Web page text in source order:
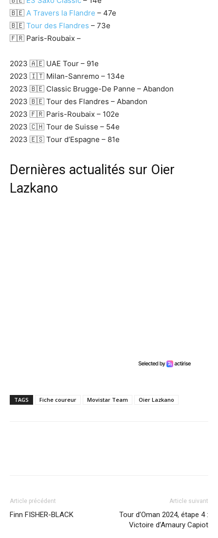
🇧🇪 A Travers la Flandre – 47e
🇧🇪 Tour des Flandres – 73e
🇫🇷 Paris-Roubaix –
2023 🇦🇪 UAE Tour – 91e
2023 🇮🇹 Milan-Sanremo – 134e
2023 🇧🇪 Classic Brugge-De Panne – Abandon
2023 🇧🇪 Tour des Flandres – Abandon
2023 🇫🇷 Paris-Roubaix – 102e
2023 🇨🇭 Tour de Suisse – 54e
2023 🇪🇸 Tour d’Espagne – 81e
Dernières actualités sur Oier
Lazkano
TAGS Fiche coureur Movistar Team Oier Lazkano
Article précédent
Finn FISHER-BLACK
Article suivant
Tour d’Oman 2024, étape 4 :
Victoire d’Amaury Capiot